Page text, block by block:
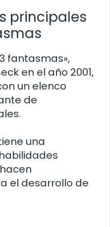
principales
fantasmas»,
en el año 2001,
un elenco
de
una
el desarrollo de